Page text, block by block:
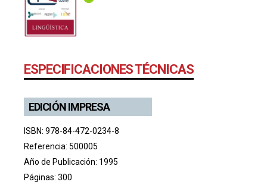
ESPECIFICACIONES TÉCNICAS
EDICIÓN IMPRESA
ISBN: 978-84-472-0234-8
Referencia: 500005
Año de Publicación: 1995
Páginas: 300